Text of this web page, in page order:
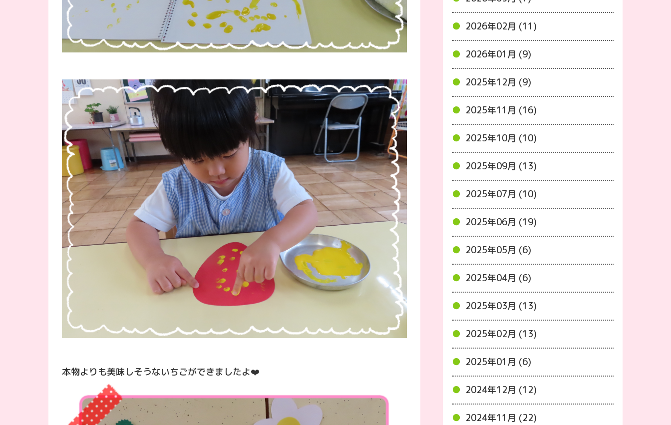
本物よりも美味しそうないちごができましたよ❤️
2026年02月 (11)
2026年01月 (9)
2025年12月 (9)
2025年11月 (16)
2025年10月 (10)
2025年09月 (13)
2025年07月 (10)
2025年06月 (19)
2025年05月 (6)
2025年04月 (6)
2025年03月 (13)
2025年02月 (13)
2025年01月 (6)
2024年12月 (12)
2024年11月 (22)